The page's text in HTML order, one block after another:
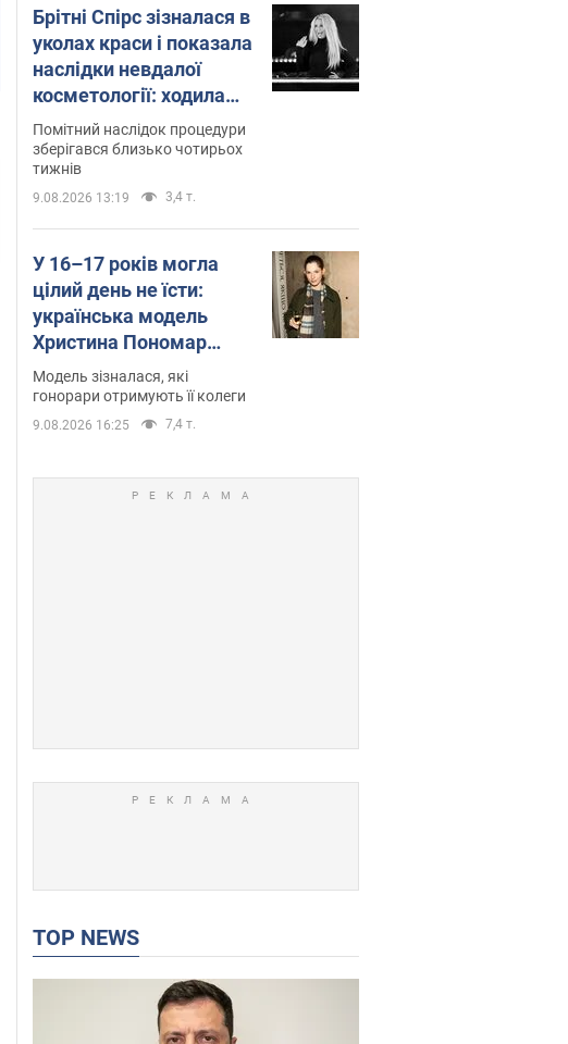
Брітні Спірс зізналася в
уколах краси і показала
наслідки невдалої
косметології: ходила
так майже місяць
Помітний наслідок процедури
зберігався близько чотирьох
тижнів
9.08.2026 13:19 3,4 т.
У 16–17 років могла
цілий день не їсти:
українська модель
Христина Пономар
розповіла про страшний
бік модельної кар’єри
Модель зізналася, які
гонорари отримують її колеги
9.08.2026 16:25 7,4 т.
TOP NEWS